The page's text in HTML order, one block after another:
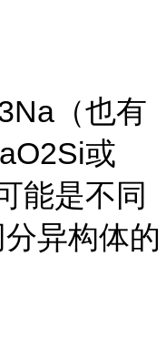
（也有
或
能是不同
异构体的